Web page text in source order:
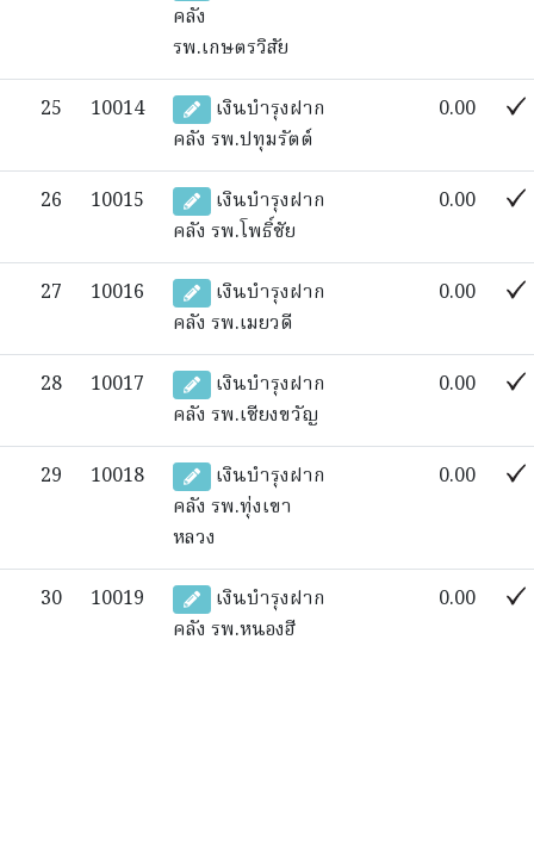
คลัง
รพ.เกษตรวิสัย
25 10014
เงินบำรุงฝาก
คลัง รพ.ปทุมรัตต์
0.00
26 10015
เงินบำรุงฝาก
คลัง รพ.โพธิ์ชัย
0.00
27 10016
เงินบำรุงฝาก
คลัง รพ.เมยวดี
0.00
28 10017
เงินบำรุงฝาก
คลัง รพ.เชียงขวัญ
0.00
29 10018
เงินบำรุงฝาก
คลัง รพ.ทุ่งเขา
หลวง
0.00
30 10019
เงินบำรุงฝาก
คลัง รพ.หนองฮี
0.00